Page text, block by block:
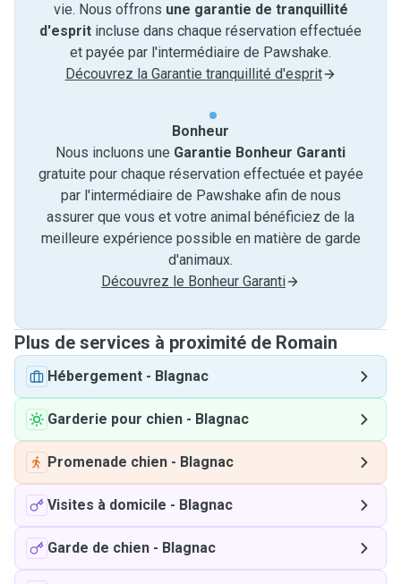
vie. Nous offrons une garantie de tranquillité
d'esprit incluse dans chaque réservation effectuée
et payée par l'intermédiaire de Pawshake.
Découvrez la Garantie tranquillité d'esprit
Bonheur
Nous incluons une Garantie Bonheur Garanti
gratuite pour chaque réservation effectuée et payée
par l'intermédiaire de Pawshake afin de nous
assurer que vous et votre animal bénéficiez de la
meilleure expérience possible en matière de garde
d'animaux.
Découvrez le Bonheur Garanti
Plus de services à proximité de Romain
Hébergement - Blagnac
Garderie pour chien - Blagnac
Promenade chien - Blagnac
Visites à domicile - Blagnac
Garde de chien - Blagnac